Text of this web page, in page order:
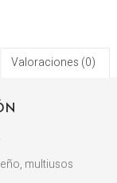
Valoraciones (0)
multiusos